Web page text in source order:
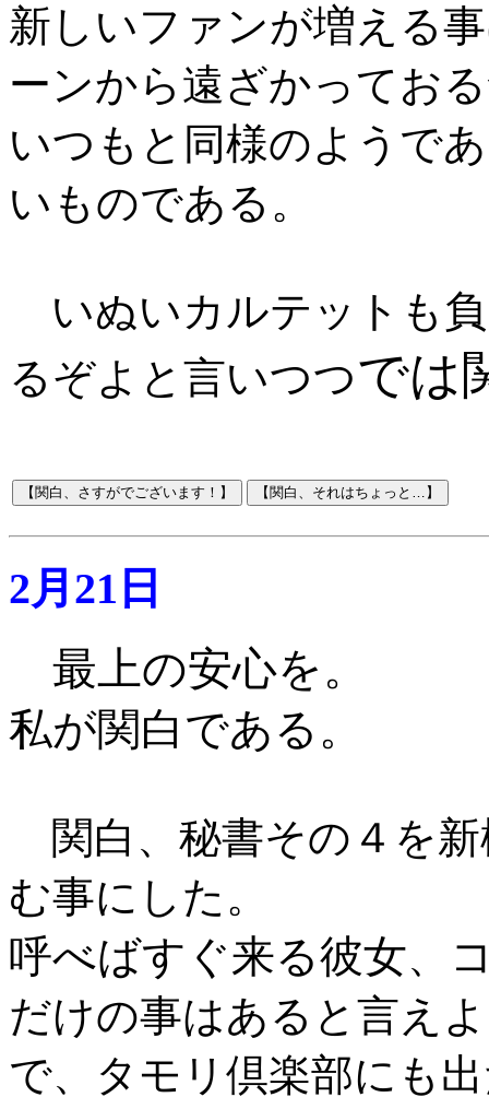
新しいファンが増える
ーンから遠ざかってお
いつもと同様のようで
いものである。
いぬいカルテットも
るぞよと言いつつでは
2月21日
最上の安心を。
私が関白である。
関白、秘書その４を
む事にした。
呼べばすぐ来る彼女、
だけの事はあると言え
で、タモリ倶楽部にも